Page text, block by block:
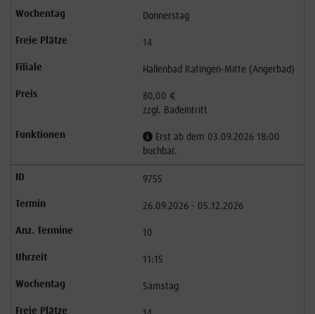
Donnerstag
14
Hallenbad Ratingen-Mitte (Angerbad)
80,00 €
zzgl. Badeintritt
Erst ab dem 03.09.2026 18:00
buchbar.
9755
26.09.2026 - 05.12.2026
10
11:15
Samstag